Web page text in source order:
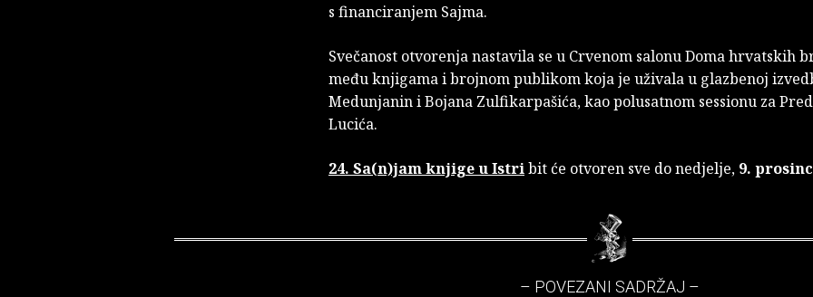
s financiranjem Sajma.
Svečanost otvorenja nastavila se u Crvenom salonu Doma hrvatskih
među knjigama i brojnom publikom koja je uživala u glazbenoj
Medunjanin i Bojana Zulfikarpašića, kao polusatnom sessionu za
Lucića.
24. Sa(n)jam knjige u Istribit će otvoren sve do nedjelje, 9.
– POVEZANI SADRŽAJ –